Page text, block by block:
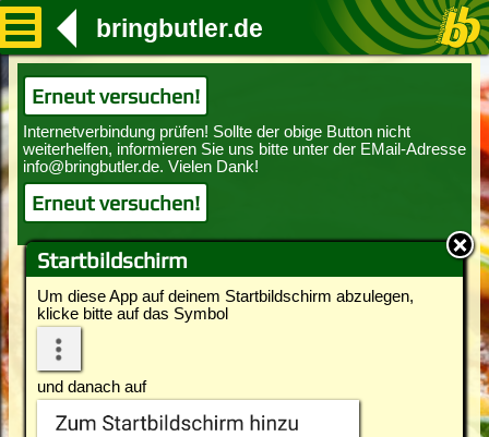
Startbildschirm
Um diese App auf deinem Startbildschirm abzulegen,
klicke bitte auf das Symbol
und danach auf
bringbutler.de
Erneut versuchen!
Erneut versuchen!